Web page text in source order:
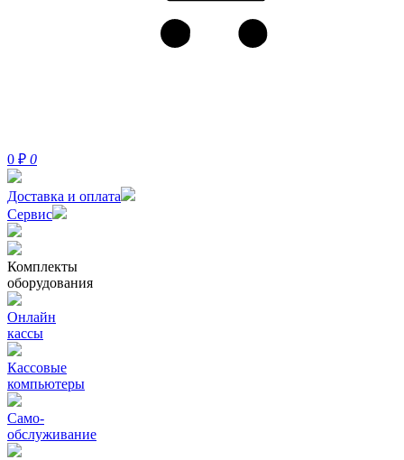
0 ₽ 0
Доставка и оплата
Сервис
Комплекты
оборудования
Онлайн
кассы
Кассовые
компьютеры
Само-
обслуживание